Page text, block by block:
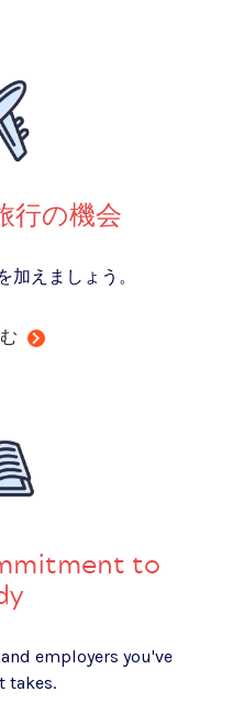
行の機会
加えましょう。
to
employers you've
takes.